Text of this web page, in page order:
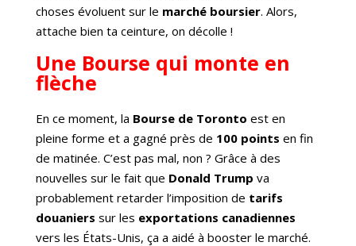
choses évoluent sur le marché boursier. Alors,
attache bien ta ceinture, on décolle !
Une Bourse qui monte en
flèche
En ce moment, la Bourse de Toronto est en
pleine forme et a gagné près de 100 points en fin
de matinée. C’est pas mal, non ? Grâce à des
nouvelles sur le fait que Donald Trump va
probablement retarder l’imposition de tarifs
douaniers sur les exportations canadiennes
vers les États-Unis, ça a aidé à booster le marché.